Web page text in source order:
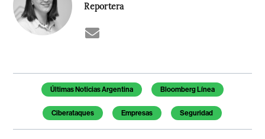
Reportera
Temas de este artículo
Últimas Noticias Argentina Bloomberg Línea
Ciberataques Empresas Seguridad